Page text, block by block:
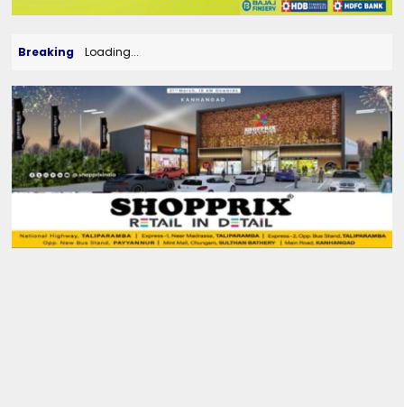
Breaking Loading...